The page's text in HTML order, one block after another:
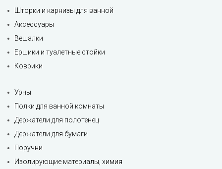
Шторки и карнизы для ванной
Аксессуары
Вешалки
Ершики и туалетные стойки
Коврики
Урны
Полки для ванной комнаты
Держатели для полотенец
Держатели для бумаги
Поручни
Изолирующие материалы, химия